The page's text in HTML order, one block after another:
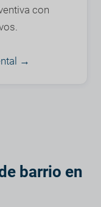
con
→
barrio en